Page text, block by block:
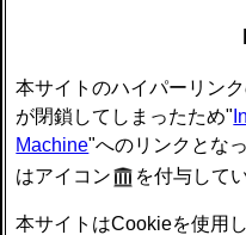
本サイトのハイパーリン
が閉鎖してしまったため"
Machine"へのリンクとな
はアイコン
を付与して
本サイトはCookieを使用